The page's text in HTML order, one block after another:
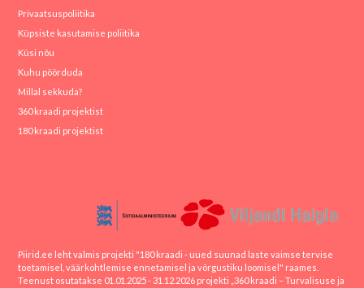
Privaatsuspoliitika
Küpsiste kasutamise poliitika
Küsi nõu
Kuhu pöörduda
Millal sekkuda?
360 kraadi projektist
180 kraadi projektist
Piirid.ee leht valmis projekti "180 kraadi - uued suunad laste vaimse tervise
toetamisel, väärkohtlemise ennetamisel ja võrgustiku loomisel" raames.
Teenust osutatakse 01.01.2025 - 31.12.2026 projekti „360 kraadi – Turvalisuse ja